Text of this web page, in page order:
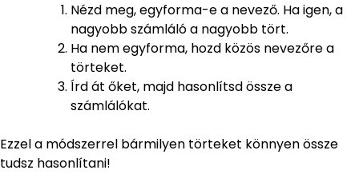
Nézd meg, egyforma-e a nevező. Ha igen, a
nagyobb számláló a nagyobb tört.
Ha nem egyforma, hozd közös nevezőre a
törteket.
Írd át őket, majd hasonlítsd össze a
számlálókat.
Ezzel a módszerrel bármilyen törteket könnyen össze
tudsz hasonlítani!